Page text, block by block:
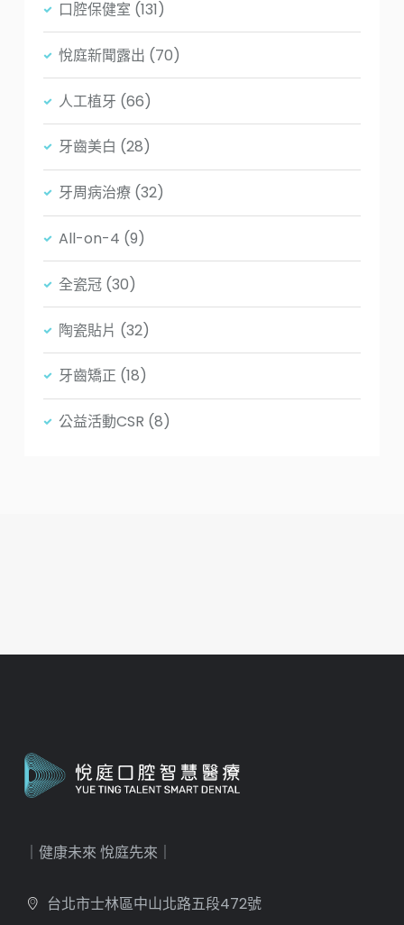
口腔保健室 (131)
悅庭新聞露出 (70)
人工植牙 (66)
牙齒美白 (28)
牙周病治療 (32)
All-on-4 (9)
全瓷冠 (30)
陶瓷貼片 (32)
牙齒矯正 (18)
公益活動CSR (8)
｜健康未來 悅庭先來｜
台北市士林區中山北路五段472號